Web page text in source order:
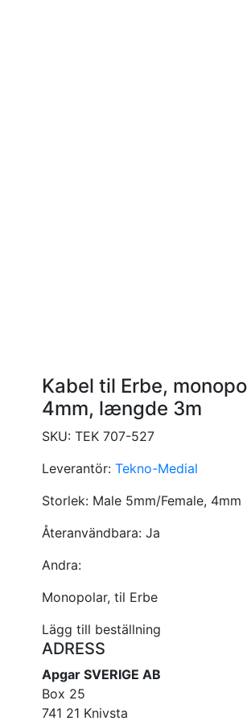
Kabel til Erbe,
4mm, længde 3m
SKU: TEK 707-527
Leverantör: Tekno-Medial
Storlek: Male 5mm/Female, 4mm
Återanvändbara: Ja
Andra:
Monopolar, til Erbe
Lägg till beställning
ADRESS
Apgar SVERIGE AB
Box 25
741 21 Knivsta